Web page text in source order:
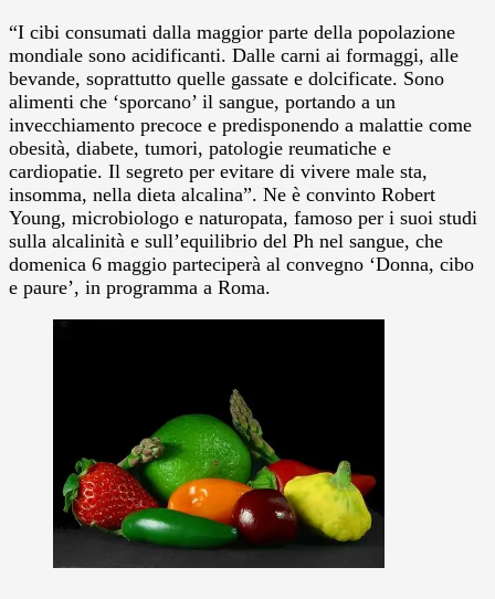
“I cibi consumati dalla maggior parte della popolazione
mondiale sono acidificanti. Dalle carni ai formaggi, alle
bevande, soprattutto quelle gassate e dolcificate. Sono
alimenti che ‘sporcano’ il sangue, portando a un
invecchiamento precoce e predisponendo a malattie come
obesità, diabete, tumori, patologie reumatiche e
cardiopatie. Il segreto per evitare di vivere male sta,
insomma, nella dieta alcalina”. Ne è convinto Robert
Young, microbiologo e naturopata, famoso per i suoi studi
sulla alcalinità e sull’equilibrio del Ph nel sangue, che
domenica 6 maggio parteciperà al convegno ‘Donna, cibo
e paure’, in programma a Roma.